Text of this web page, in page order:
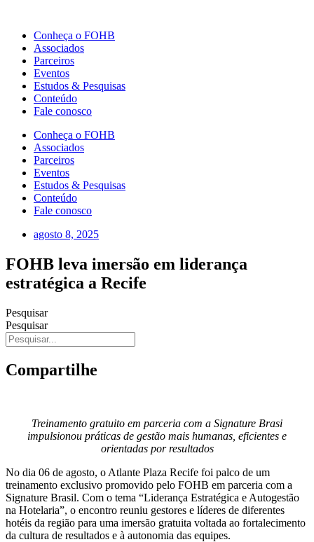
conteúdo
Conheça o FOHB
Associados
Parceiros
Eventos
Estudos & Pesquisas
Conteúdo
Fale conosco
Conheça o FOHB
Associados
Parceiros
Eventos
Estudos & Pesquisas
Conteúdo
Fale conosco
agosto 8, 2025
FOHB leva imersão em liderança
estratégica a Recife
Pesquisar
Pesquisar
Compartilhe
Treinamento gratuito em parceria com a Signature Brasi
impulsionou práticas de gestão mais humanas, eficientes e
orientadas por resultados
No dia 06 de agosto, o Atlante Plaza Recife foi palco de um
treinamento exclusivo promovido pelo FOHB em parceria com a
Signature Brasil. Com o tema “Liderança Estratégica e Autogestão
na Hotelaria”, o encontro reuniu gestores e líderes de diferentes
hotéis da região para uma imersão gratuita voltada ao fortalecimento
da cultura de resultados e à autonomia das equipes.